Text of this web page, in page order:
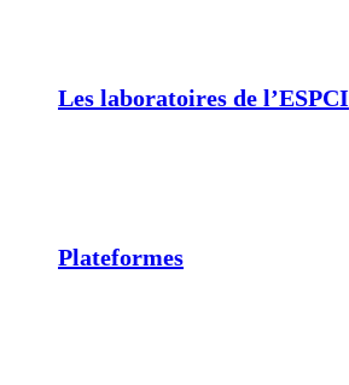
Les laboratoires de l’ESPCI
Plateformes